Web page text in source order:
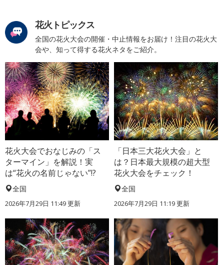
花火トピックス
全国の花火大会の開催・中止情報をお届け！注目の花火大
会や、知って得する花火ネタをご紹介。
花火大会でおなじみの「ス
ターマイン」を解説！実
は“花火の名前じゃない”!?
全国
2026年7月29日 11:49 更新
「日本三大花火大会」と
は？日本最大規模の超大型
花火大会をチェック！
全国
2026年7月29日 11:19 更新